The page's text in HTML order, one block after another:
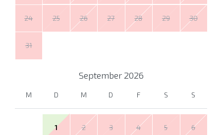
24 25 26 27 28 29 30
31
September 2026
M D M D F S S
1 2 3 4 5 6